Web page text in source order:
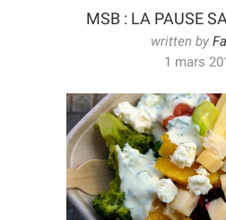
MSB : LA PAUSE
written by
1 mars